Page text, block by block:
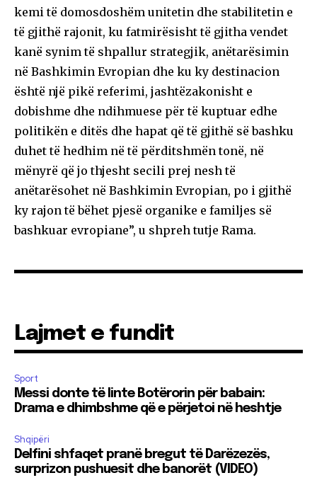
kemi të domosdoshëm unitetin dhe stabilitetin e
të gjithë rajonit, ku fatmirësisht të gjitha vendet
kanë synim të shpallur strategjik, anëtarësimin
në Bashkimin Evropian dhe ku ky destinacion
është një pikë referimi, jashtëzakonisht e
dobishme dhe ndihmuese për të kuptuar edhe
politikën e ditës dhe hapat që të gjithë së bashku
duhet të hedhim në të përditshmën tonë, në
mënyrë që jo thjesht secili prej nesh të
anëtarësohet në Bashkimin Evropian, po i gjithë
ky rajon të bëhet pjesë organike e familjes së
bashkuar evropiane”, u shpreh tutje Rama.
Lajmet e fundit
Sport
Messi donte të linte Botërorin për babain:
Drama e dhimbshme që e përjetoi në heshtje
Shqipëri
Delfini shfaqet pranë bregut të Darëzezës,
surprizon pushuesit dhe banorët (VIDEO)